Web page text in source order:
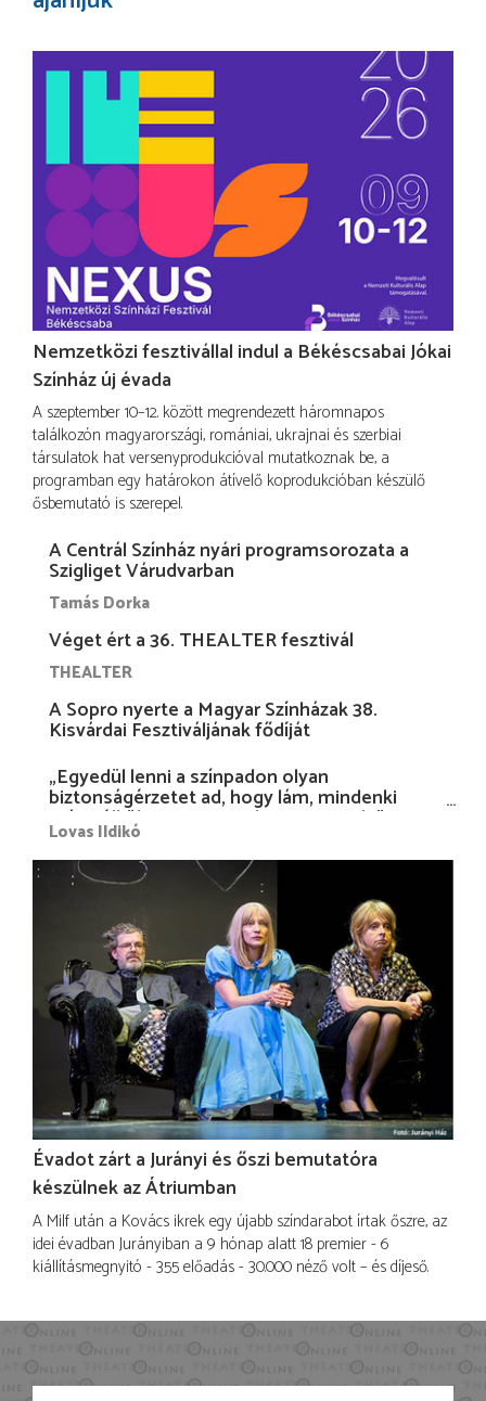
Nemzetközi fesztivállal indul a Békéscsabai Jókai
Színház új évada
A szeptember 10–12. között megrendezett háromnapos
találkozón magyarországi, romániai, ukrajnai és szerbiai
társulatok hat versenyprodukcióval mutatkoznak be, a
programban egy határokon átívelő koprodukcióban készülő
ősbemutató is szerepel.
A Centrál Színház nyári programsorozata a
Szigliget Várudvarban
Tamás Dorka
Véget ért a 36. THEALTER fesztivál
THEALTER
A Sopro nyerte a Magyar Színházak 38.
Kisvárdai Fesztiváljának fődíját
„Egyedül lenni a színpadon olyan
biztonságérzetet ad, hogy lám, mindenki
más nélkül is megvagyok magammal…”
Lovas Ildikó
Évadot zárt a Jurányi és őszi bemutatóra
készülnek az Átriumban
A Milf után a Kovács ikrek egy újabb színdarabot írtak őszre, az
idei évadban Jurányiban a 9 hónap alatt 18 premier - 6
kiállításmegnyitó - 355 előadás - 30.000 néző volt – és díjeső.